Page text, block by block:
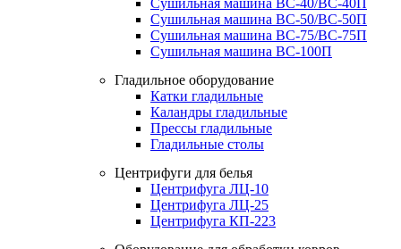
Сушильная машина ВС-40/ВС-40П
Сушильная машина ВС-50/ВС-50П
Сушильная машина ВС-75/ВС-75П
Сушильная машина ВС-100П
Гладильное оборудование
Катки гладильные
Каландры гладильные
Прессы гладильные
Гладильные столы
Центрифуги для белья
Центрифуга ЛЦ-10
Центрифуга ЛЦ-25
Центрифуга КП-223